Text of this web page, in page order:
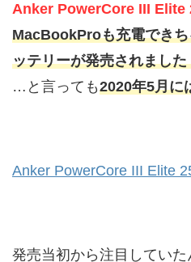
Anker PowerCore III Elite
MacBookProも充電でき
ッテリーが発売されました
…と言っても2020年5月に
Anker PowerCore III Elite
発売当初から注目してい